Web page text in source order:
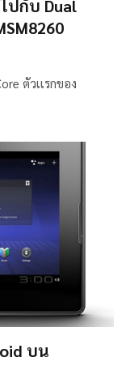
กับ Dual
ตัวเเรกของ
บน